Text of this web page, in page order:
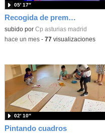
Recogida de premios Bella y Bestia 26
Contenido educativo.
subido por Cp asturias madrid
05′ 17″
-hace un mes- 77 visualizaciones
Pintando cuadros
02′ 10″